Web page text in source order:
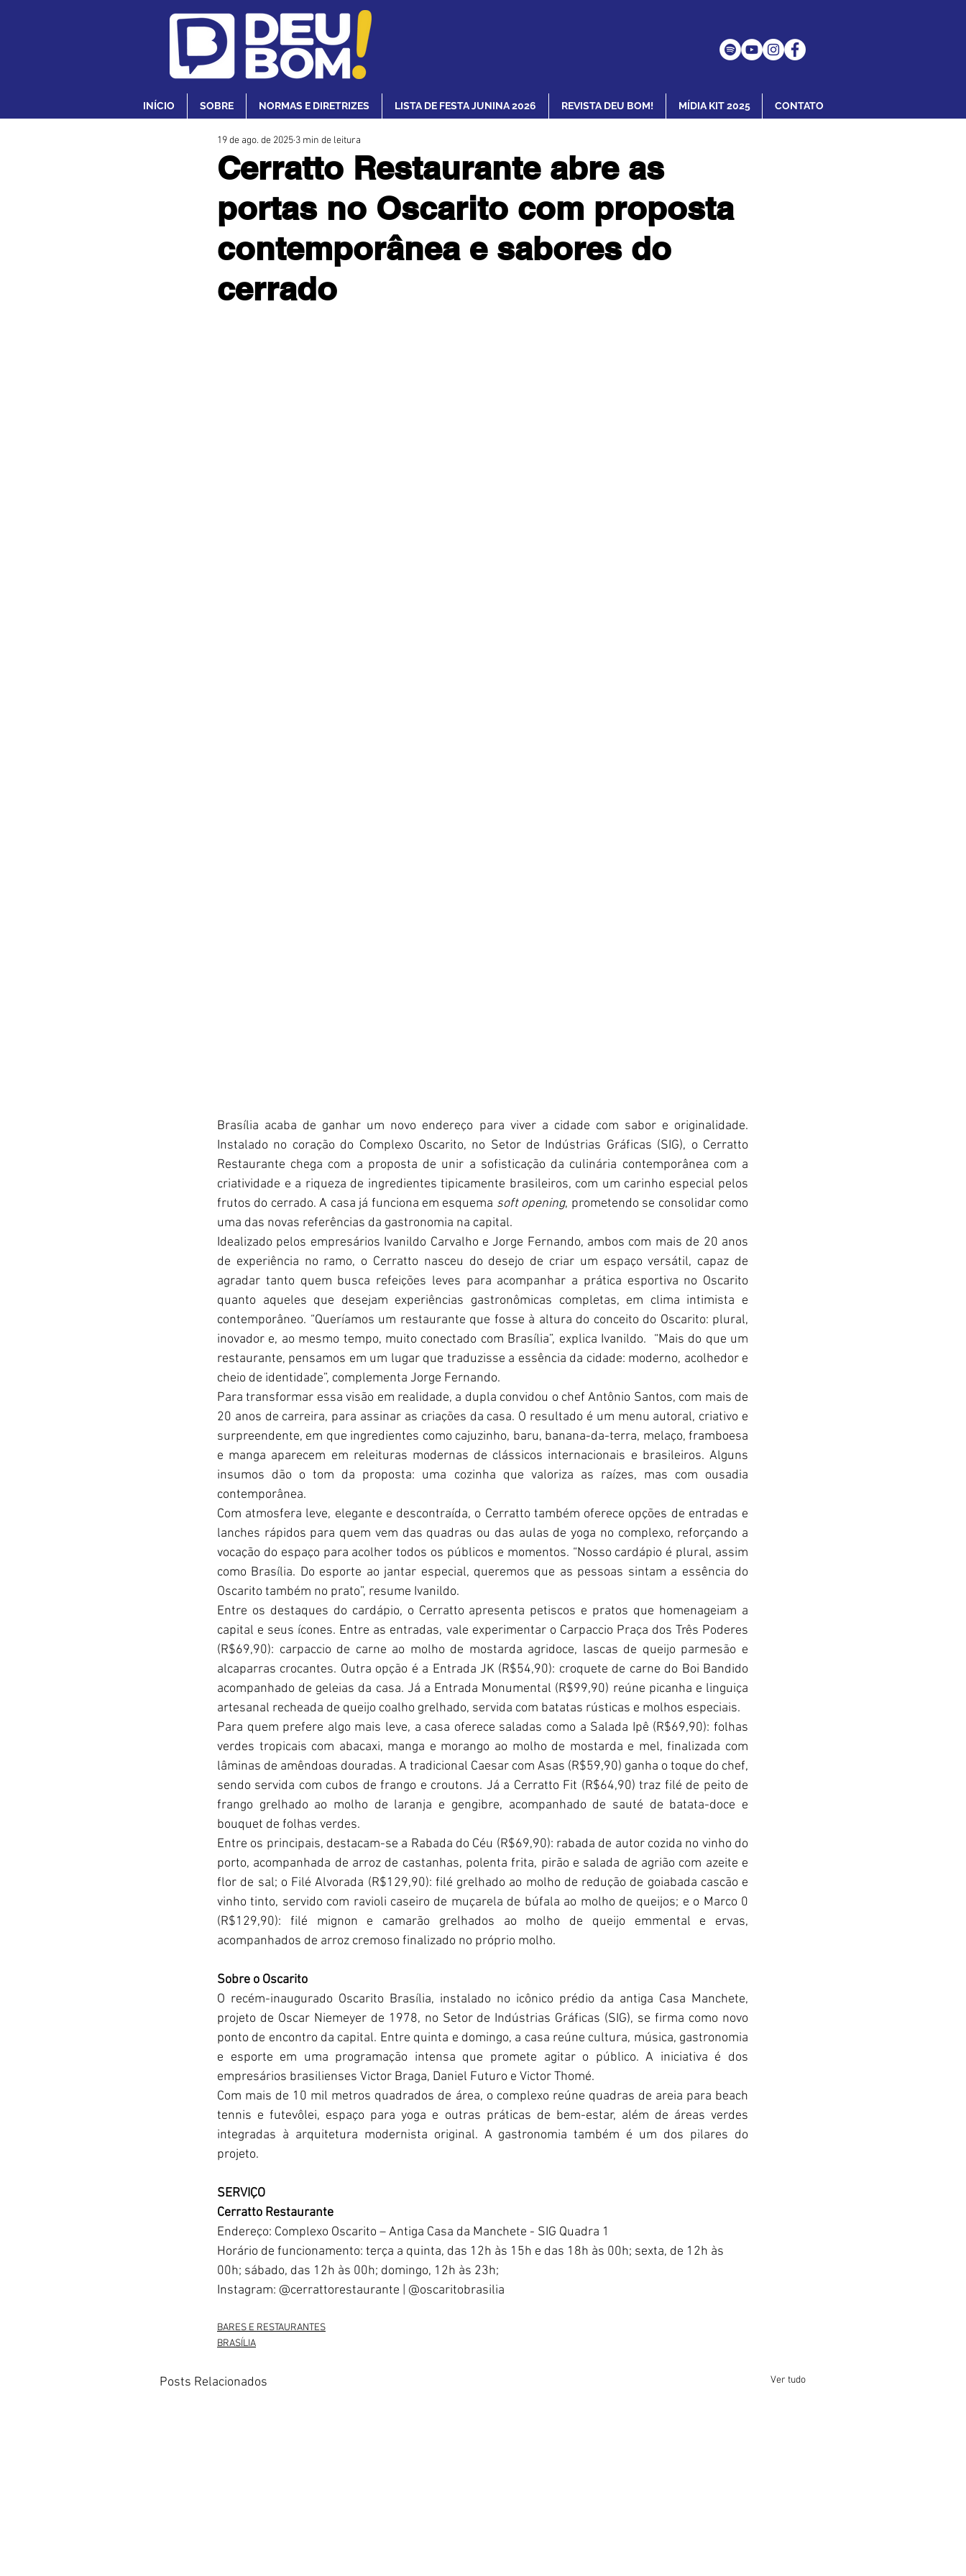
INÍCIO SOBRE NORMAS E DIRETRIZES LISTA DE FESTA JUNINA 2026 REVISTA DEU BOM! MÍDIA KIT 2025 CONTATO
Cerratto Restaurante abre as
portas no Oscarito com proposta
contemporânea e sabores do
cerrado
19 de ago. de 2025 3 min de leitura
Brasília acaba de ganhar um novo endereço para viver a cidade com sabor e originalidade.
Instalado no coração do Complexo Oscarito, no Setor de Indústrias Gráficas (SIG), o Cerratto
Restaurante chega com a proposta de unir a sofisticação da culinária contemporânea com a
criatividade e a riqueza de ingredientes tipicamente brasileiros, com um carinho especial pelos
frutos do cerrado. A casa já funciona em esquema soft opening, prometendo se consolidar como
uma das novas referências da gastronomia na capital.
Idealizado pelos empresários Ivanildo Carvalho e Jorge Fernando, ambos com mais de 20 anos
de experiência no ramo, o Cerratto nasceu do desejo de criar um espaço versátil, capaz de
agradar tanto quem busca refeições leves para acompanhar a prática esportiva no Oscarito
quanto aqueles que desejam experiências gastronômicas completas, em clima intimista e
contemporâneo. “Queríamos um restaurante que fosse à altura do conceito do Oscarito: plural,
inovador e, ao mesmo tempo, muito conectado com Brasília”, explica Ivanildo.  “Mais do que um
restaurante, pensamos em um lugar que traduzisse a essência da cidade: moderno, acolhedor e
cheio de identidade”, complementa Jorge Fernando.
Para transformar essa visão em realidade, a dupla convidou o chef Antônio Santos, com mais de
20 anos de carreira, para assinar as criações da casa. O resultado é um menu autoral, criativo e
surpreendente, em que ingredientes como cajuzinho, baru, banana-da-terra, melaço, framboesa
e manga aparecem em releituras modernas de clássicos internacionais e brasileiros. Alguns
insumos dão o tom da proposta: uma cozinha que valoriza as raízes, mas com ousadia
contemporânea.
Com atmosfera leve, elegante e descontraída, o Cerratto também oferece opções de entradas e
lanches rápidos para quem vem das quadras ou das aulas de yoga no complexo, reforçando a
vocação do espaço para acolher todos os públicos e momentos. “Nosso cardápio é plural, assim
como Brasília. Do esporte ao jantar especial, queremos que as pessoas sintam a essência do
Oscarito também no prato”, resume Ivanildo.
Entre os destaques do cardápio, o Cerratto apresenta petiscos e pratos que homenageiam a
capital e seus ícones. Entre as entradas, vale experimentar o Carpaccio Praça dos Três Poderes
(R$69,90): carpaccio de carne ao molho de mostarda agridoce, lascas de queijo parmesão e
alcaparras crocantes. Outra opção é a Entrada JK (R$54,90): croquete de carne do Boi Bandido
acompanhado de geleias da casa. Já a Entrada Monumental (R$99,90) reúne picanha e linguiça
artesanal recheada de queijo coalho grelhado, servida com batatas rústicas e molhos especiais.
Para quem prefere algo mais leve, a casa oferece saladas como a Salada Ipê (R$69,90): folhas
verdes tropicais com abacaxi, manga e morango ao molho de mostarda e mel, finalizada com
lâminas de amêndoas douradas. A tradicional Caesar com Asas (R$59,90) ganha o toque do chef,
sendo servida com cubos de frango e croutons. Já a Cerratto Fit (R$64,90) traz filé de peito de
frango grelhado ao molho de laranja e gengibre, acompanhado de sauté de batata-doce e
bouquet de folhas verdes.
Entre os principais, destacam-se a Rabada do Céu (R$69,90): rabada de autor cozida no vinho do
porto, acompanhada de arroz de castanhas, polenta frita, pirão e salada de agrião com azeite e
flor de sal; o Filé Alvorada (R$129,90): filé grelhado ao molho de redução de goiabada cascão e
vinho tinto, servido com ravioli caseiro de muçarela de búfala ao molho de queijos; e o Marco 0
(R$129,90): filé mignon e camarão grelhados ao molho de queijo emmental e ervas,
acompanhados de arroz cremoso finalizado no próprio molho.
Sobre o Oscarito
O recém-inaugurado Oscarito Brasília, instalado no icônico prédio da antiga Casa Manchete,
projeto de Oscar Niemeyer de 1978, no Setor de Indústrias Gráficas (SIG), se firma como novo
ponto de encontro da capital. Entre quinta e domingo, a casa reúne cultura, música, gastronomia
e esporte em uma programação intensa que promete agitar o público. A iniciativa é dos
empresários brasilienses Victor Braga, Daniel Futuro e Victor Thomé.
Com mais de 10 mil metros quadrados de área, o complexo reúne quadras de areia para beach
tennis e futevôlei, espaço para yoga e outras práticas de bem-estar, além de áreas verdes
integradas à arquitetura modernista original. A gastronomia também é um dos pilares do
projeto.
SERVIÇO
Cerratto Restaurante
Endereço: Complexo Oscarito – Antiga Casa da Manchete - SIG Quadra 1
Horário de funcionamento: terça a quinta, das 12h às 15h e das 18h às 00h; sexta, de 12h às
00h; sábado, das 12h às 00h; domingo, 12h às 23h;
Instagram: @cerrattorestaurante | @oscaritobrasilia
BARES E RESTAURANTES
BRASÍLIA
Posts Relacionados Ver tudo